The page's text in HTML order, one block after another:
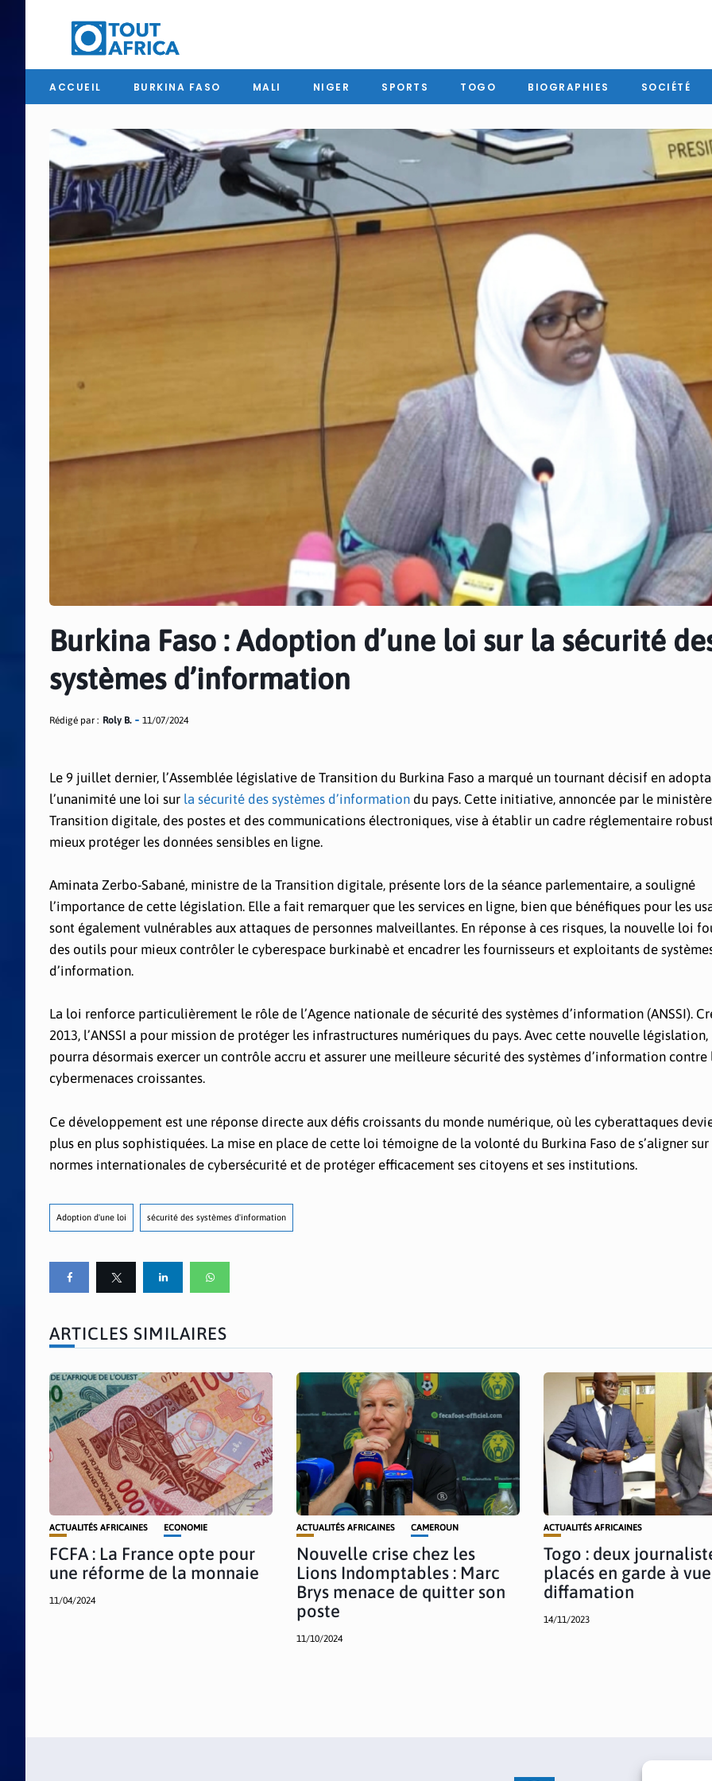
ACCUEIL BURKINA FASO MALI NIGER SPORTS TOGO BIOGRAPHIES SOCIÉTÉ
Burkina Faso : Adoption d’une loi sur la sécurité
systèmes d’information
Rédigé par : Roly B. 11/07/2024
Le 9 juillet dernier, l’Assemblée législative de Transition du Burkina Faso a marqué un tournant décisif en
l’unanimité une loi sur la sécurité des systèmes d’information du pays. Cette initiative, annoncée par le
Transition digitale, des postes et des communications électroniques, vise à établir un cadre réglementaire
mieux protéger les données sensibles en ligne.
Aminata Zerbo-Sabané, ministre de la Transition digitale, présente lors de la séance parlementaire, a souligné
l’importance de cette législation. Elle a fait remarquer que les services en ligne, bien que bénéfiques pour les
sont également vulnérables aux attaques de personnes malveillantes. En réponse à ces risques, la nouvelle loi
des outils pour mieux contrôler le cyberespace burkinabè et encadrer les fournisseurs et exploitants de
d’information.
La loi renforce particulièrement le rôle de l’Agence nationale de sécurité des systèmes d’information (ANSSI).
2013, l’ANSSI a pour mission de protéger les infrastructures numériques du pays. Avec cette nouvelle législation,
pourra désormais exercer un contrôle accru et assurer une meilleure sécurité des systèmes d’information contre
cybermenaces croissantes.
Ce développement est une réponse directe aux défis croissants du monde numérique, où les cyberattaques
plus en plus sophistiquées. La mise en place de cette loi témoigne de la volonté du Burkina Faso de s’aligner sur
normes internationales de cybersécurité et de protéger efficacement ses citoyens et ses institutions.
Adoption d'une loi sécurité des systèmes d'information
ARTICLES SIMILAIRES
ACTUALITÉS AFRICAINES ECONOMIE
FCFA : La France opte pour
une réforme de la monnaie
11/04/2024
ACTUALITÉS AFRICAINES CAMEROUN
Nouvelle crise chez les
Lions Indomptables : Marc
Brys menace de quitter son
poste
11/10/2024
ACTUALITÉS AFRICAINES
Togo : deux
placés en garde à
diffamation
14/11/2023